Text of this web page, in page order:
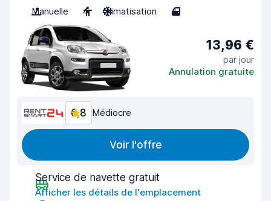
Manuelle
4 Climatisation 4
13,96 €
par jour
Annulation gratuite
6,8 Médiocre
Voir l'offre
Service de navette gratuit
Afficher les détails de l'emplacement